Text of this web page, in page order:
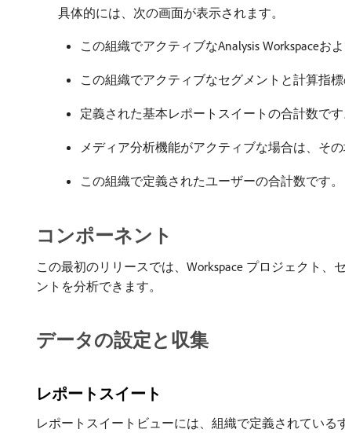
具体的には、次の画面が表示されます。
この組織でアクティブなAnalysis Workspaceお
この組織でアクティブなセグメントと計算指
定義された基本レポートスイートの合計数で
メディア分析機能がアクティブな場合は、そ
この組織で定義されたユーザーの合計数です。
コンポーネント
この最初のリリースでは、Workspace プロジェクト
ントを分析できます。
データの設定と収集
レポートスイート
レポートスイートビューには、組織で定義されている